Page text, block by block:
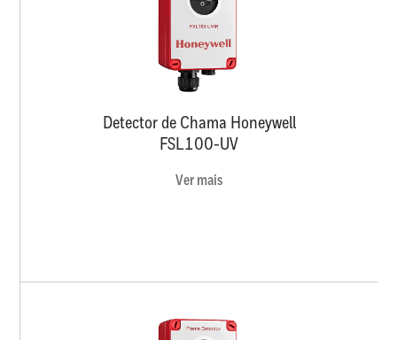
Detector de Chama Honeywell
FSL100-UV
Ver mais